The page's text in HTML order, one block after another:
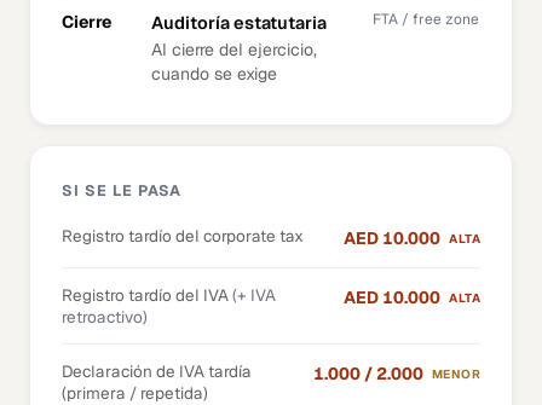
Cierre Auditoría estatutaria
Al cierre del ejercicio,
cuando se exige
FTA / free zone
SI SE LE PASA
Registro tardío del corporate tax AED 10.000 ALTA
Registro tardío del IVA(+ IVA
retroactivo)
AED 10.000 ALTA
Declaración de IVA tardía
(primera / repetida)
1.000 / 2.000 MENOR